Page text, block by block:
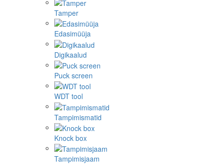
Tamper
Edasimüüja
Digikaalud
Puck screen
WDT tool
Tampimismatid
Knock box
Tampimisjaam